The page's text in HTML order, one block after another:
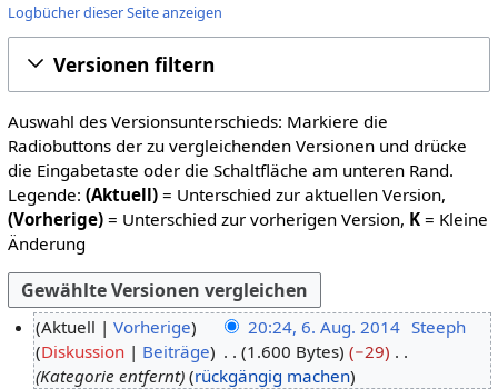
Logbücher dieser Seite anzeigen
Versionen filtern
Auswahl des Versionsunterschieds: Markiere die
Radiobuttons der zu vergleichenden Versionen und drücke
die Eingabetaste oder die Schaltfläche am unteren Rand.
Legende: (Aktuell)= Unterschied zur aktuellen Version,
(Vorherige)= Unterschied zur vorherigen Version, K= Kleine
Änderung
Aktuell Vorherige 20:24, 6. Aug. 2014 Steeph
Diskussion
Beiträge 1.600 Bytes
−29
Kategorie entfernt
rückgängig machen